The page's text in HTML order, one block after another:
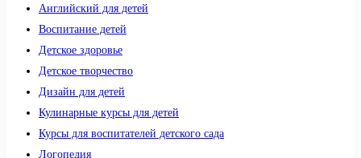
Английский для детей
Воспитание детей
Детское здоровье
Детское творчество
Дизайн для детей
Кулинарные курсы для детей
Курсы для воспитателей детского сада
Логопедия